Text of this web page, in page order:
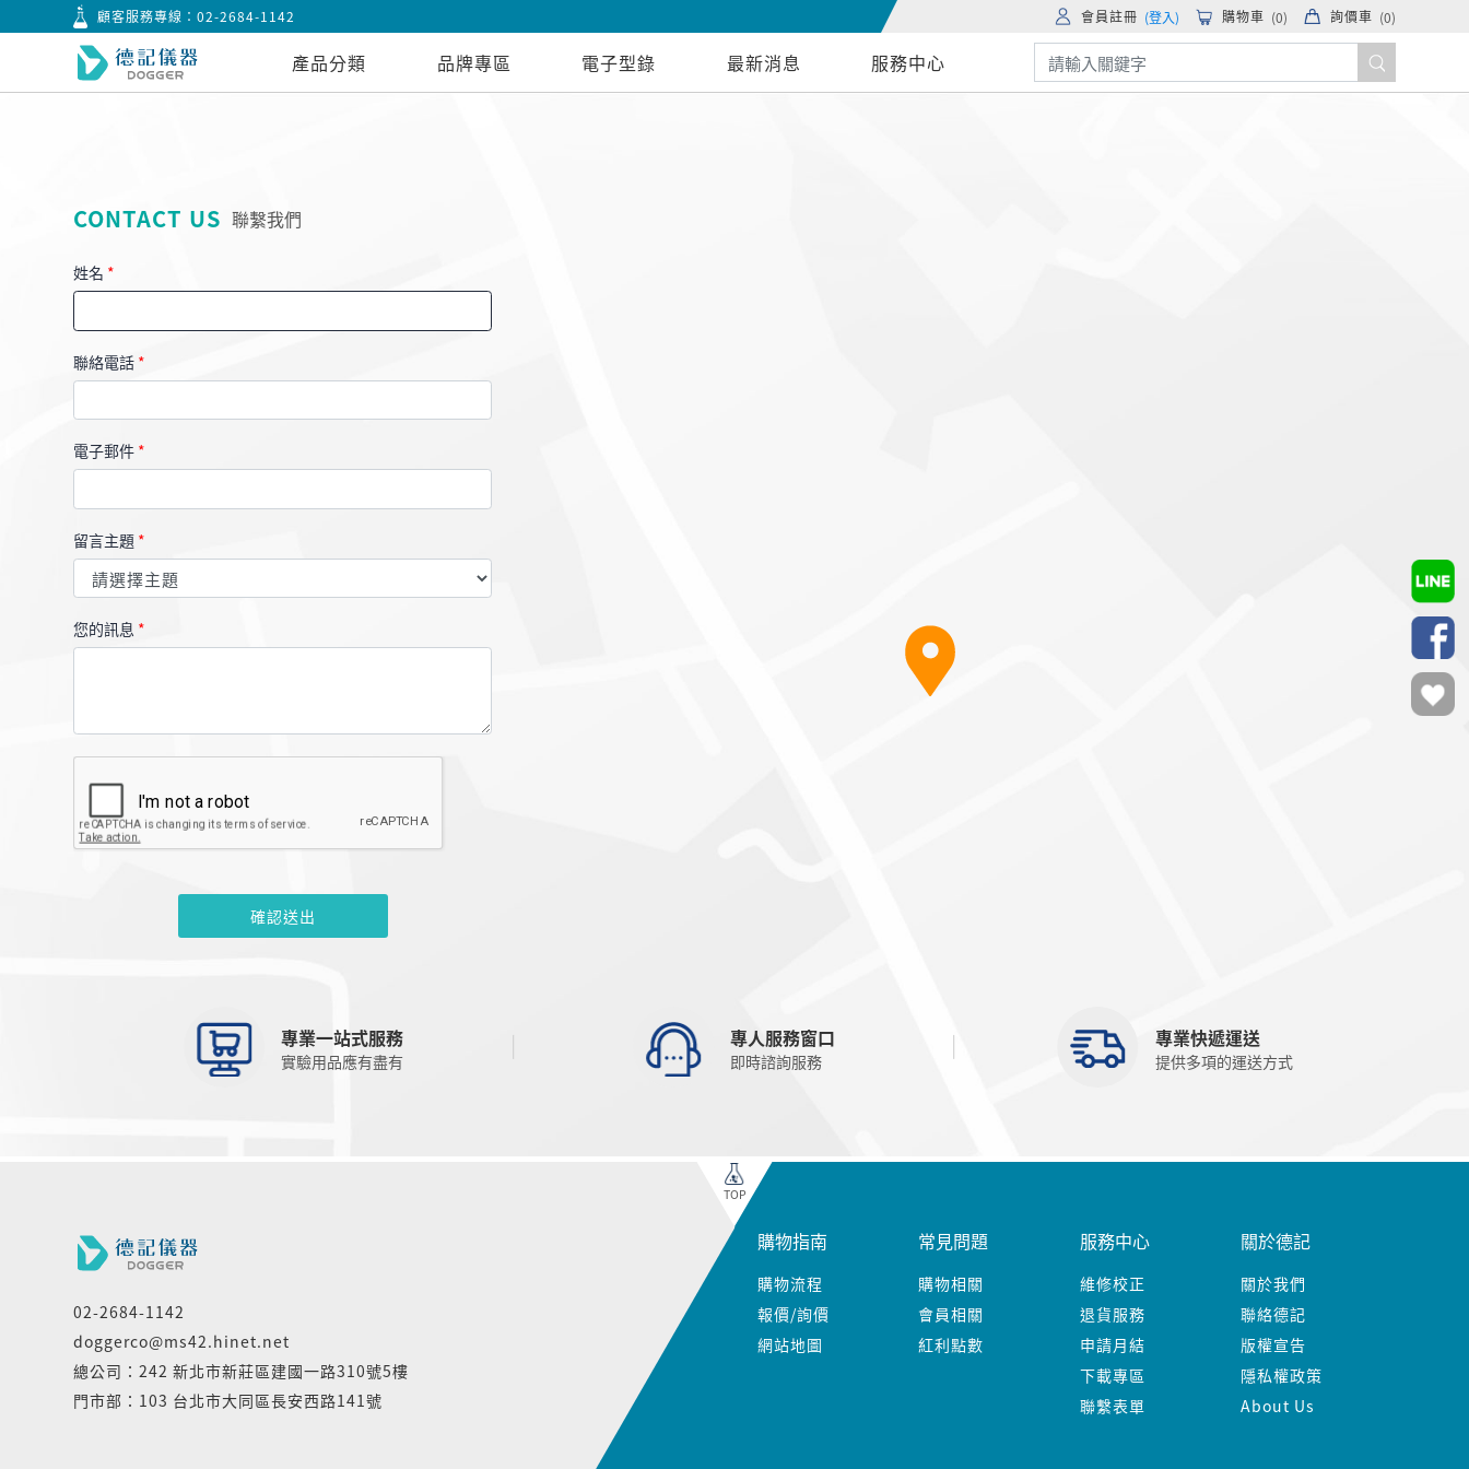
顧客服務專線：02-2684-1142 會員註冊 (登入) 購物車 (0) 詢價車 (0)
產品分類 品牌專區 電子型錄 最新消息 服務中心
CONTACT US 聯繫我們
姓名 *
聯絡電話 *
電子郵件 *
留言主題 *
您的訊息 *
確認送出
專業一站式服務
實驗用品應有盡有
專人服務窗口
即時諮詢服務
專業快遞運送
提供多項的運送方式
TOP
02-2684-1142
doggerco@ms42.hinet.net
總公司：242 新北市新莊區建國一路310號5樓
門市部：103 台北市大同區長安西路141號
購物指南
購物流程
報價/詢價
網站地圖
常見問題
購物相關
會員相關
紅利點數
服務中心
維修校正
退貨服務
申請月結
下載專區
聯繫表單
關於德記
關於我們
聯絡德記
版權宣告
隱私權政策
About Us